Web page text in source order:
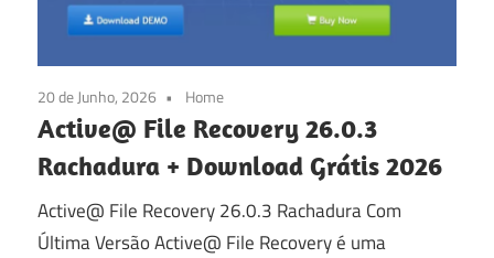
20 de Junho, 2026 Home
Active@ File Recovery 26.0.3
Rachadura + Download Grátis 2026
Active@ File Recovery 26.0.3 Rachadura Com
Última Versão Active@ File Recovery é uma